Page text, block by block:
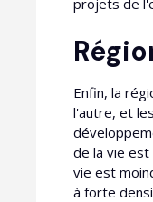
Enfin, la
l'autre, et
de la vie est
vie est
à forte